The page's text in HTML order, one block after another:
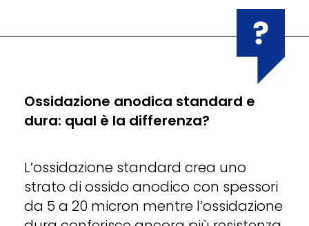
Ossidazione anodica standard e
dura: qual è la differenza?
L’ossidazione standard crea uno
strato di ossido anodico con spessori
da 5 a 20 micron mentre l’ossidazione